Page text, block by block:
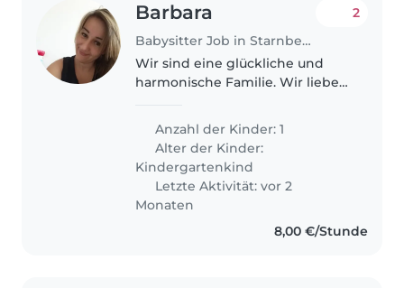
Barbara
Babysitter Job in Starnberg
2
Wir sind eine glückliche und
harmonische Familie. Wir lieben
Zeit zusammen. Wir sind fröhlich
und lustig.
Anzahl der Kinder: 1
Alter der Kinder:
Kindergartenkind
Letzte Aktivität: vor 2
Monaten
8,00 €/Stunde